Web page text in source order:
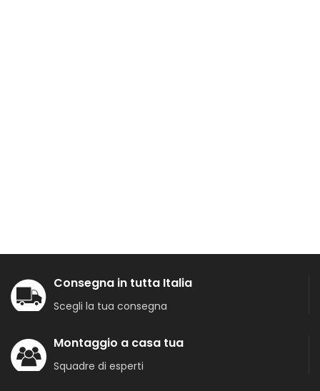
Consegna in tutta Italia
Scegli la tua consegna
Montaggio a casa tua
Squadre di esperti